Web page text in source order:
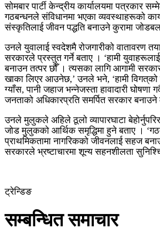
सोमबार पार्टी केन्द्रीय कार्यालयमा पत्रकार
गठबन्धनले संविधानमा भएका व्यवस्थाहरूको
संस्कृतिलाई जीवन पद्धति बनाउने कुरामा
उनले युवालाई स्वदेशमै रोजगारीको वातावरण
सरकारले प्रस्तुत गर्ने बताए । ‘हामी
बनाउन तत्पर छौँ । त्यसका लागि आगामी
खाका लिएर आउनेछ,’ उनले भने, ‘हामी
ग्याँस, पानी जहाज भन्नेजस्ता हावादारी घोषणा
जनताको अधिकारप्रति समर्पित सरकार बनाउने
उनले मुलुकले अहिले ठूलो व्यापारघाटा
जोड मुलुकको आर्थिक समृद्धिमा हुने बताए ।
प्राथमिकतामा नागरिकको जीवनलाई सहज
सरकारले भ्रष्टाचारमा शून्य सहनशीलता
ट्रेन्डिङ
सम्बन्धित समाचार